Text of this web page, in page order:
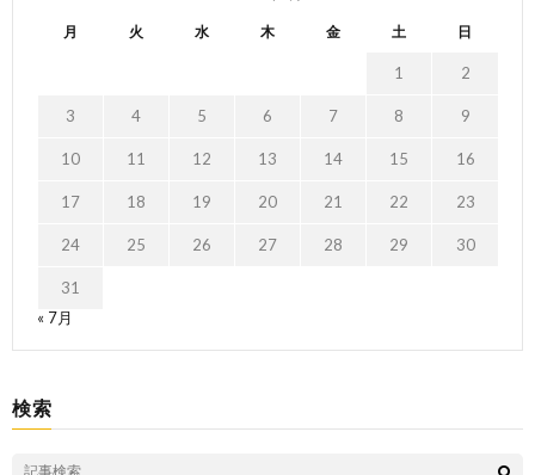
月 火 水 木 金 土 日
1 2
3 4 5 6 7 8 9
10 11 12 13 14 15 16
17 18 19 20 21 22 23
24 25 26 27 28 29 30
31
« 7月
検索